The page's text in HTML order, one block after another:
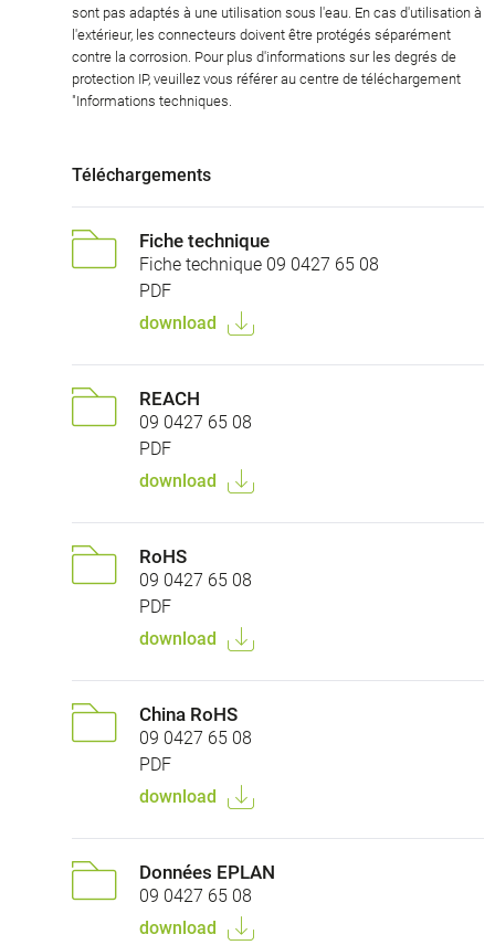
sont pas adaptés à une utilisation sous l'eau. En cas d'utilisation à
l'extérieur, les connecteurs doivent être protégés séparément
contre la corrosion. Pour plus d'informations sur les degrés de
protection IP, veuillez vous référer au centre de téléchargement
"Informations techniques.
Téléchargements
Fiche technique
Fiche technique 09 0427 65 08
PDF
download
REACH
09 0427 65 08
PDF
download
RoHS
09 0427 65 08
PDF
download
China RoHS
09 0427 65 08
PDF
download
Données EPLAN
09 0427 65 08
download